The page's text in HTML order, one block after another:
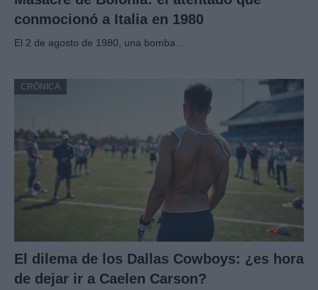
conmocionó a Italia en 1980
El 2 de agosto de 1980, una bomba…
CRÓNICA
El dilema de los Dallas Cowboys: ¿es hora
de dejar ir a Caelen Carson?